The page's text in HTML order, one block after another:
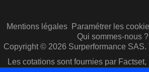
Mentions légales Paramétrer les
Qui sommes-nous ?
Copyright © 2026 Surperformance SAS.
Les cotations sont fournies par